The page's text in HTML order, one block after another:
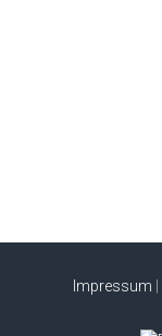
Impressum